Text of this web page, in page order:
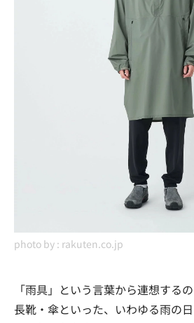
photo by : rakuten.co.jp
「雨具」という言葉から連想する
長靴・傘といった、いわゆる雨の